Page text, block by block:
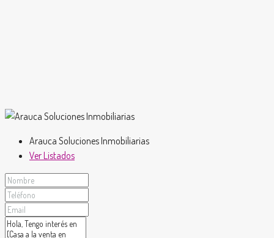
Arauca Soluciones Inmobiliarias
Ver Listados